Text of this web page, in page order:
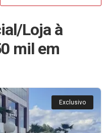
Loja à
mil em
Exclusivo